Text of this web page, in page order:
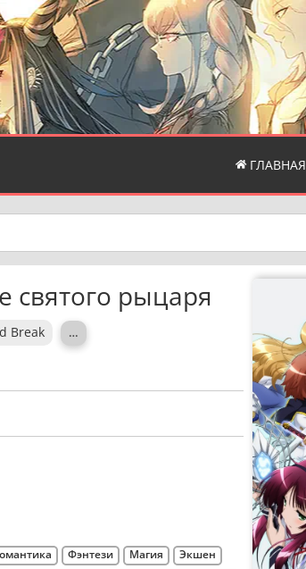
ГЛАВНАЯ
рыцаря
Break …
Фэнтези Магия
Экшен